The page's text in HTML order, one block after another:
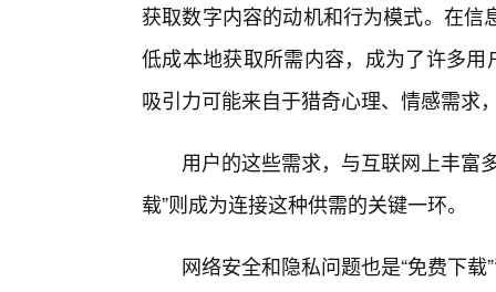
获取数字内容的动机和行为模式。在
低成本地获取所需内容，成为了许多
吸引力可能来自于猎奇心理、情感需求
用户的这些需求，与互联网上丰富
载”则成为连接这种供需的关键一环。
网络安全和隐私问题也是“免费下